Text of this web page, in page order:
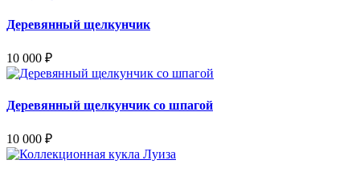
Деревянный щелкунчик
10 000 ₽
Деревянный щелкунчик со шпагой
10 000 ₽